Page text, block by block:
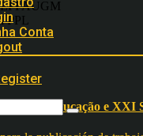
Conta
AUGM
PPL
de Educação e XXI